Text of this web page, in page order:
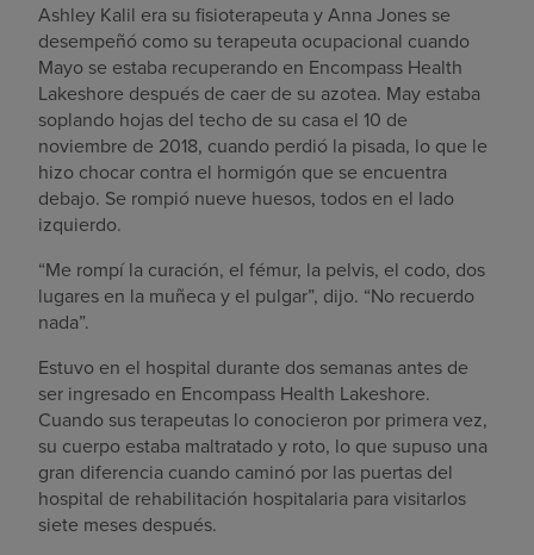
Ashley Kalil era su fisioterapeuta y Anna Jones se
desempeñó como su terapeuta ocupacional cuando
Mayo se estaba recuperando en Encompass Health
Lakeshore después de caer de su azotea. May estaba
soplando hojas del techo de su casa el 10 de
noviembre de 2018, cuando perdió la pisada, lo que le
hizo chocar contra el hormigón que se encuentra
debajo. Se rompió nueve huesos, todos en el lado
izquierdo.
“Me rompí la curación, el fémur, la pelvis, el codo, dos
lugares en la muñeca y el pulgar”, dijo. “No recuerdo
nada”.
Estuvo en el hospital durante dos semanas antes de
ser ingresado en Encompass Health Lakeshore.
Cuando sus terapeutas lo conocieron por primera vez,
su cuerpo estaba maltratado y roto, lo que supuso una
gran diferencia cuando caminó por las puertas del
hospital de rehabilitación hospitalaria para visitarlos
siete meses después.